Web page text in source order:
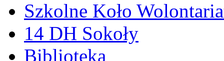
Szkolne Koło
14 DH Sokoły
Biblioteka